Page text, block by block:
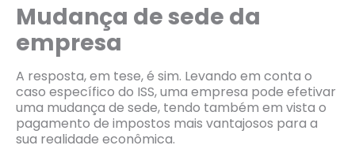
Mudança de sede da
empresa
A resposta, em tese, é sim. Levando em conta o
caso específico do ISS, uma empresa pode efetivar
uma mudança de sede, tendo também em vista o
pagamento de impostos mais vantajosos para a
sua realidade econômica.